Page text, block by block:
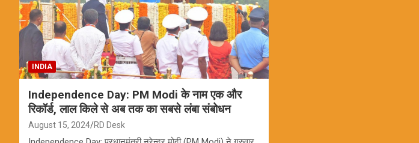
INDIA
Independence Day: PM Modi के नाम एक और
रिकॉर्ड, लाल किले से अब तक का सबसे लंबा संबोधन
August 15, 2024 RD Desk